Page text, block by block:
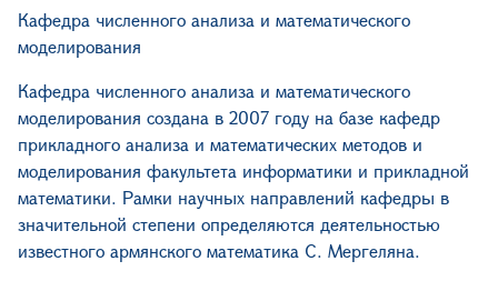
Кафедра численного анализа и математического
моделирования
Кафедра численного анализа и математического
моделирования создана в 2007 году на базе кафедр
прикладного анализа и математических методов и
моделирования факультета информатики и прикладной
математики. Рамки научных направлений кафедры в
значительной степени определяются деятельностью
известного армянского математика С. Мергеляна.